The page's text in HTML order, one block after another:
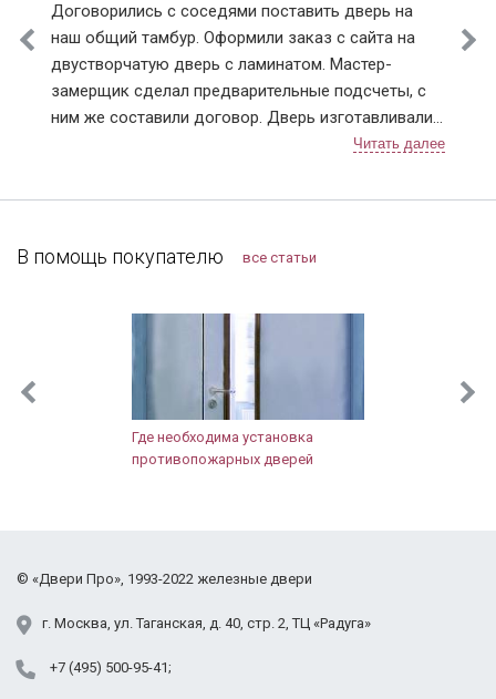
Договорились с соседями поставить дверь на
наш общий тамбур. Оформили заказ с сайта на
двустворчатую дверь с ламинатом. Мастер-
замерщик сделал предварительные подсчеты, с
ним же составили договор. Дверь изготавливали
чуть больше недели, с доставкой тоже не
теперь нет ни холода, ни шума из подъезда.
Компанию я рекомендую, тут можно найти
В помощь покупателю все статьи
Где необходима установка
противопожарных дверей
г. Москва, ул. Таганская, д. 40, стр. 2, ТЦ «Радуга»
+7 (495) 500-95-41
© «Двери Про», 1993-2022 железные двери